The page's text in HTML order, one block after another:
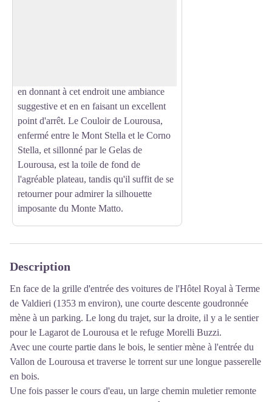
en donnant à cet endroit une ambiance
suggestive et en en faisant un excellent
point d'arrêt. Le Couloir de Lourousa,
enfermé entre le Mont Stella et le Corno
Stella, et sillonné par le Gelas de
Lourousa, est la toile de fond de
l'agréable plateau, tandis qu'il suffit de se
retourner pour admirer la silhouette
imposante du Monte Matto.
Description
En face de la grille d'entrée des voitures de l'Hôtel Royal à Terme
de Valdieri (1353 m environ), une courte descente goudronnée
mène à un parking. Le long du trajet, sur la droite, il y a le sentier
pour le Lagarot de Lourousa et le refuge Morelli Buzzi.
Avec une courte partie dans le bois, le sentier mène à l'entrée du
Vallon de Lourousa et traverse le torrent sur une longue passerelle
en bois.
Une fois passer le cours d'eau, un large chemin muletier remonte